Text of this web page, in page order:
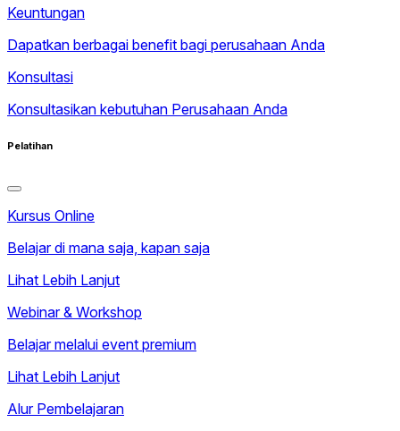
Keuntungan
Dapatkan berbagai benefit bagi perusahaan Anda
Konsultasi
Konsultasikan kebutuhan Perusahaan Anda
Pelatihan
Kursus Online
Belajar di mana saja, kapan saja
Lihat Lebih Lanjut
Webinar & Workshop
Belajar melalui event premium
Lihat Lebih Lanjut
Alur Pembelajaran